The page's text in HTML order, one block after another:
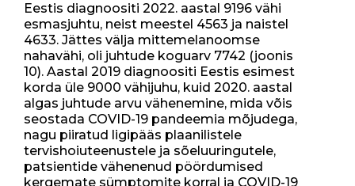
Eestis diagnoositi 2022. aastal 9196 vähi
esmasjuhtu, neist meestel 4563 ja naistel
4633. Jättes välja mittemelanoomse
nahavähi, oli juhtude koguarv 7742 (joonis
10). Aastal 2019 diagnoositi Eestis esimest
korda üle 9000 vähijuhu, kuid 2020. aastal
algas juhtude arvu vähenemine, mida võis
seostada COVID-19 pandeemia mõjudega,
nagu piiratud ligipääs plaanilistele
tervishoiuteenustele ja sõeluuringutele,
patsientide vähenenud pöördumised
kergemate sümptomite korral ja COVID-19